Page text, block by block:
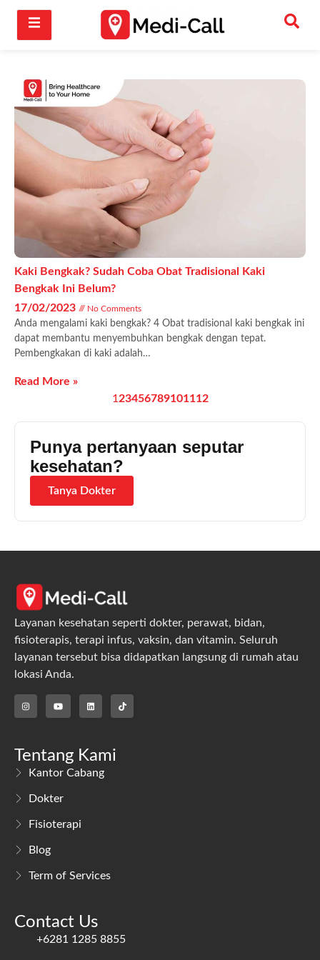
Kaki Bengkak? Sudah Coba Obat Tradisional Kaki
Bengkak Ini Belum?
17/02/2023
No Comments
Anda mengalami kaki bengkak? 4 Obat tradisional kaki bengkak ini
dapat membantu menyembuhkan bengkak dengan tepat.
Pembengkakan di kaki adalah…
Read More »
1 23456789101112
Punya pertanyaan seputar
kesehatan?
Tanya Dokter
Layanan kesehatan seperti dokter, perawat, bidan,
fisioterapis, terapi infus, vaksin, dan vitamin. Seluruh
layanan tersebut bisa didapatkan langsung di rumah atau
lokasi Anda.
Tentang Kami
Kantor Cabang
Dokter
Fisioterapi
Blog
Term of Services
Contact Us
+6281 1285 8855